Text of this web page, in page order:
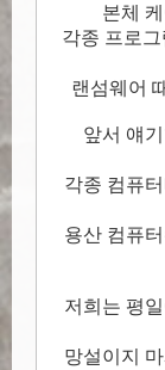
본체
각종 프로
랜섬웨어
앞서 얘기
각종 컴퓨
용산 컴퓨
저희는 평
망설이지